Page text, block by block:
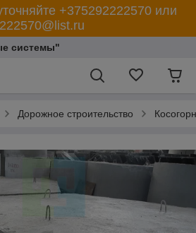
+375292222570 или
системы"
Дорожное строительство